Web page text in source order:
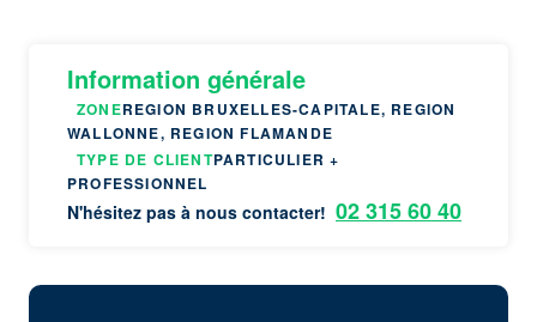
Information générale
ZONEREGION BRUXELLES-CAPITALE, REGION
WALLONNE, REGION FLAMANDE
TYPE DE CLIENTPARTICULIER +
PROFESSIONNEL
N'hésitez pas à nous contacter! 02 315 60 40